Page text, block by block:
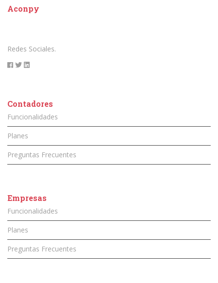
Aconpy
Redes Sociales.
Contadores
Funcionalidades
Planes
Preguntas Frecuentes
Empresas
Funcionalidades
Planes
Preguntas Frecuentes